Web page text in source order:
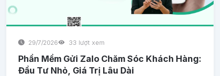
29/7/2026 33 lượt xem
Phần Mềm Gửi Zalo Chăm Sóc Khách Hàng:
Đầu Tư Nhỏ, Giá Trị Lâu Dài